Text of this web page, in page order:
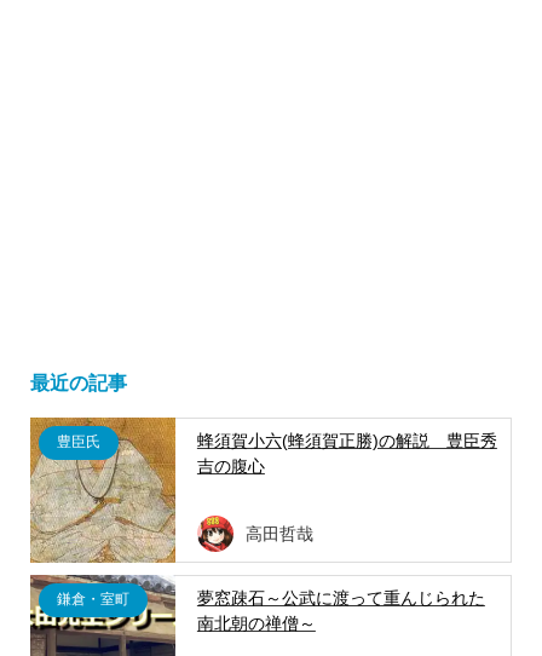
最近の記事
豊臣氏
蜂須賀小六(蜂須賀正勝)の解説 豊臣秀
吉の腹心
高田哲哉
鎌倉・室町
夢窓疎石～公武に渡って重んじられた
南北朝の禅僧～